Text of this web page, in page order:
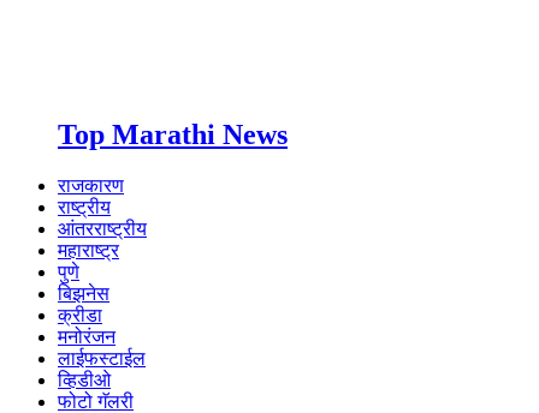
Top Marathi News
राजकारण
राष्ट्रीय
आंतरराष्ट्रीय
महाराष्ट्र
पुणे
बिझनेस
क्रीडा
मनोरंजन
लाईफस्टाईल
व्हिडीओ
फोटो गॅलरी